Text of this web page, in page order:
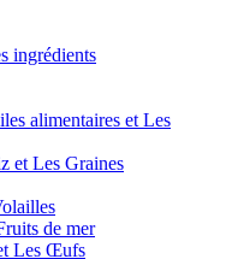
ingrédients
alimentaires et Les
et Les Graines
de mer
Les Œufs